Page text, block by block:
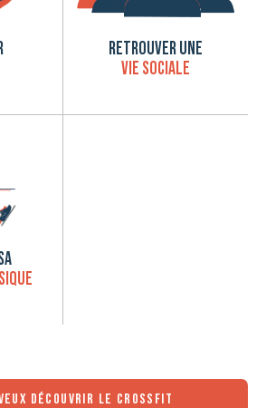
RETROUVER UNE
VIE SOCIALE
DÉCOUVRIR LE CROSSFIT